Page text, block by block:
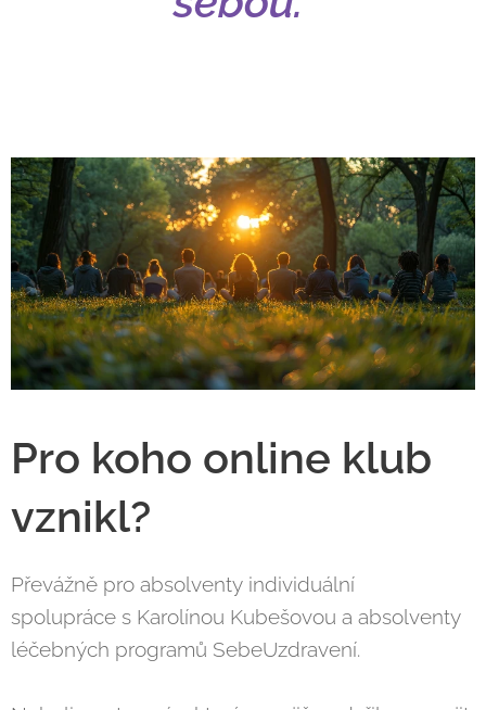
Pro koho online klub
vznikl?
Převážně pro absolventy individuální
spolupráce s Karolínou Kubešovou a absolventy
léčebných programů SebeUzdravení.